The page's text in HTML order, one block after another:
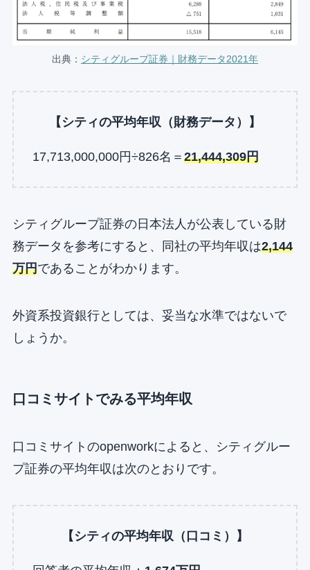
出典： シティグループ証券｜財務データ2021年
【シティの平均年収（財務データ）】
17,713,000,000円÷826名＝ 21,444,309円
シティグループ証券の日本法人が公表している財
務データを参考にすると、同社の平均年収は2,144
万円であることがわかります。
外資系投資銀行としては、妥当な水準ではないで
しょうか。
口コミサイトでみる平均年収
口コミサイトのopenworkによると、シティグルー
プ証券の平均年収は次のとおりです。
【シティの平均年収（口コミ）】